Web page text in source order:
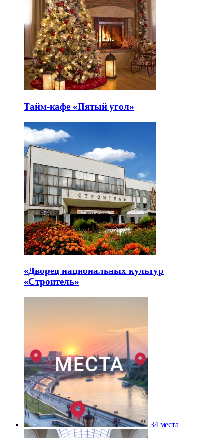
Тайм-кафе «Пятый угол»
«Дворец национальных культур
«Строитель»
34 места